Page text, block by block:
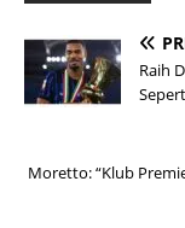
Raih
Moretto: “Klub